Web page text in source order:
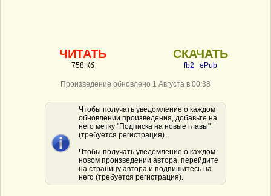
ЧИТАТЬ
758 Кб
СКАЧАТЬ
fb2 ePub
Произведение обновлено 1 Августа в 00:38
Чтобы получать уведомление о каждом
обновлении произведения, добавьте на
него метку "Подписка на новые главы"
(требуется регистрация).
Чтобы получать уведомление о каждом
новом произведении автора, перейдите
на страницу автора и подпишитесь на
него (требуется регистрация).